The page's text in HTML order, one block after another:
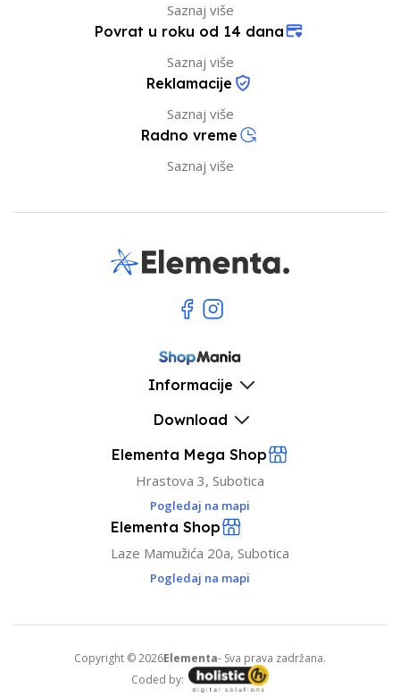
Saznaj više
Povrat u roku od 14 dana
Saznaj više
Reklamacije
Saznaj više
Radno vreme
Saznaj više
Informacije
Download
Elementa Mega Shop
Hrastova 3, Subotica
Pogledaj na mapi
Elementa Shop
Laze Mamužića 20a, Subotica
Pogledaj na mapi
Copyright © 2026Elementa- Sva prava zadržana.
Coded by: